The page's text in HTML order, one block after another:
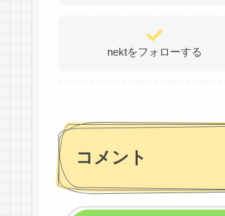
nektをフォローする
コメント